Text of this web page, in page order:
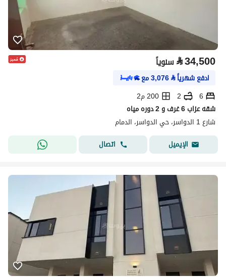
⃁34,500 سنوياً
ادفع شهرياً⃁
3,076مع
6
2
200 م2
شقه عزاب 6 غرف و 2 دوره مياه
شارع 1 الدواسر، حي الدواسر، الدمام
الإيميل
اتصال